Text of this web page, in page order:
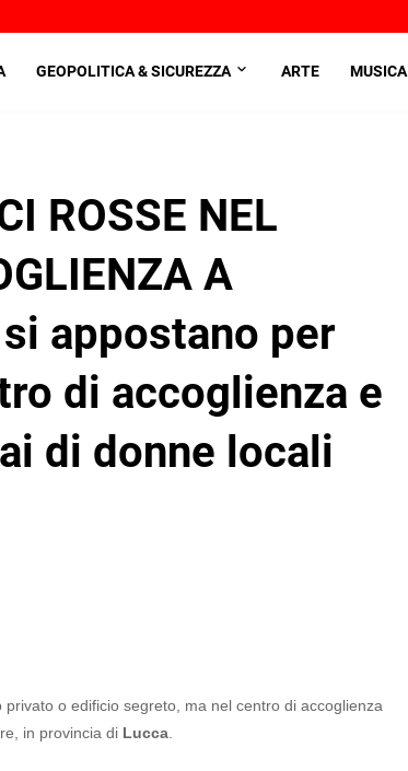
GEOPOLITICA & SICUREZZA ARTE MUSICA
ROSSE NEL
A
appostano per
di accoglienza e
di donne locali
o edificio segreto, ma nel centro di accoglienza
in provincia di Lucca.